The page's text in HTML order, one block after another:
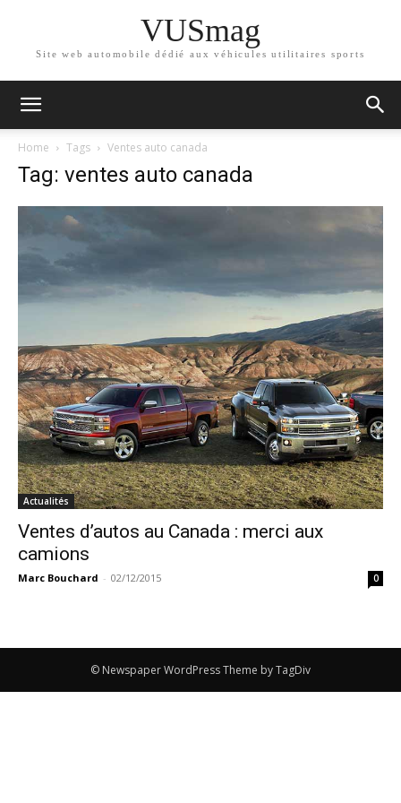
VUSmag
Site web automobile dédié aux véhicules utilitaires sports
Home Tags Ventes auto canada
Tag: ventes auto canada
Actualités
Ventes d’autos au Canada : merci aux
camions
Marc Bouchard - 02/12/2015 0
© Newspaper WordPress Theme by TagDiv